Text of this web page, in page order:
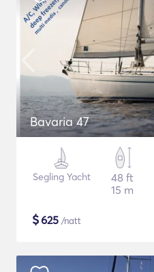
Bavaria 47
Segling Yacht
48 ft
15 m
$625 /natt